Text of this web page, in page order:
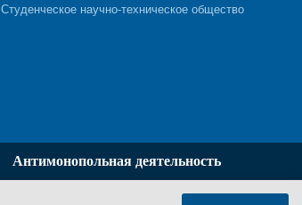
Студенческое научно-техническое общество
Антимонопольная деятельность